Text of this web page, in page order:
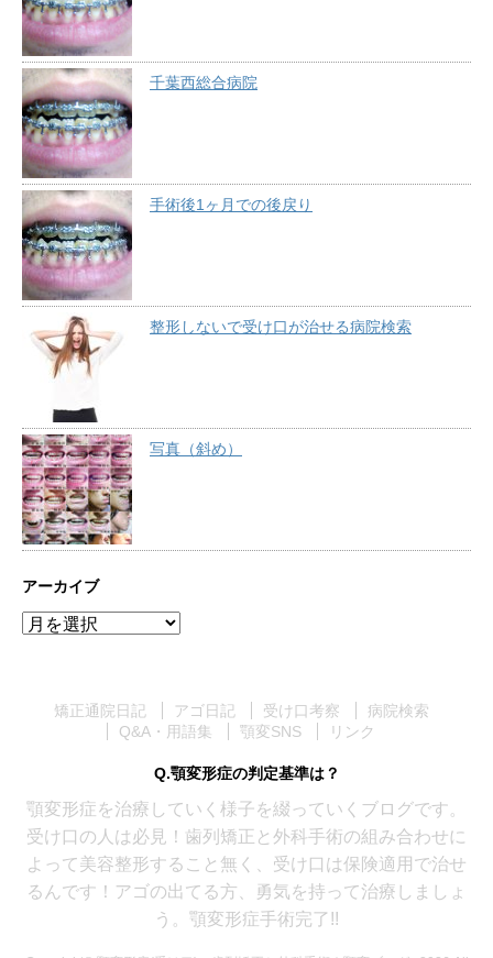
千葉西総合病院
手術後1ヶ月での後戻り
整形しないで受け口が治せる病院検索
写真（斜め）
アーカイブ
ア
矯正通院日記 アゴ日記 受け口考察
病院検索
Q&A・用語集
顎変SNS リンク
Q.顎変形症の判定基準は？
顎変形症を治療していく様子を綴っていくブログです。
受け口の人は必見！歯列矯正と外科手術の組み合わせに
よって美容整形すること無く、受け口は保険適用で治せ
るんです！アゴの出てる方、勇気を持って治療しましょ
う。顎変形症手術完了!!